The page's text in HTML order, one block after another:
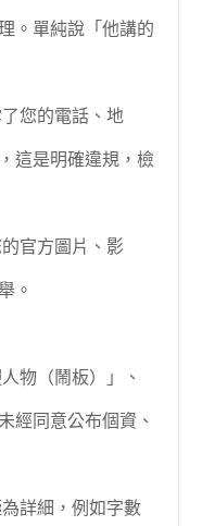
。單純說「他講的
您的電話、地
這是明確違規，檢
官方圖片、影
。
物（鬧板）」、
經同意公布個資、
詳細，例如字數